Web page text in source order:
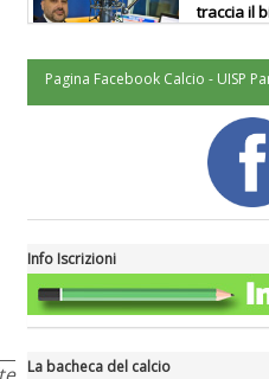
traccia il
valorizzi
La
Tiziano
Pagina Facebook Calcio - UISP
Info Iscrizioni
La bacheca del calcio